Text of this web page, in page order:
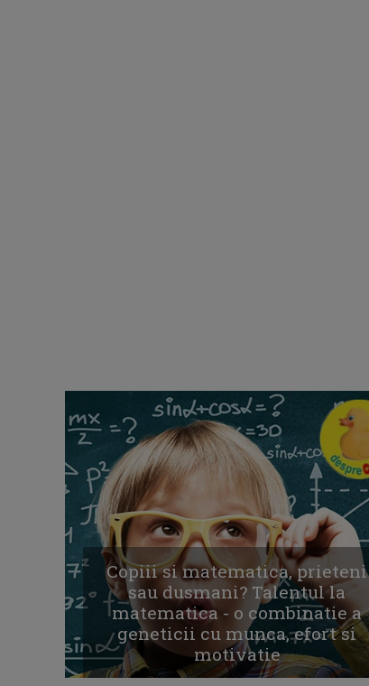
Copiii si matematica, prieteni
sau dusmani? Talentul la
matematica - o combinatie a
geneticii cu munca, efort si
motivatie